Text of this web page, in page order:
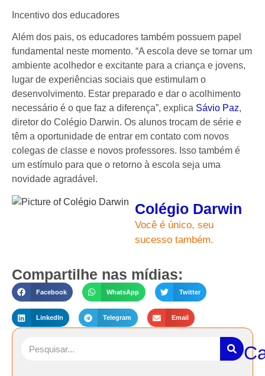
Incentivo dos educadores
Além dos pais, os educadores também possuem papel
fundamental neste momento. “A escola deve se tornar um
ambiente acolhedor e excitante para a criança e jovens,
lugar de experiências sociais que estimulam o
desenvolvimento. Estar preparado e dar o acolhimento
necessário é o que faz a diferença”, explica Sávio Paz,
diretor do Colégio Darwin. Os alunos trocam de série e
têm a oportunidade de entrar em contato com novos
colegas de classe e novos professores. Isso também é
um estímulo para que o retorno à escola seja uma
novidade agradável.
Colégio Darwin
Você é único, seu
sucesso também.
Compartilhe nas mídias:
Facebook WhatsApp Twitter
LinkedIn Telegram Email